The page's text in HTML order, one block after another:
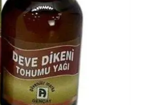
Saka ve Doğa Kuşu
Yemleri
Güvercin Yemleri
Kumlar
Mamalar
Krakerler